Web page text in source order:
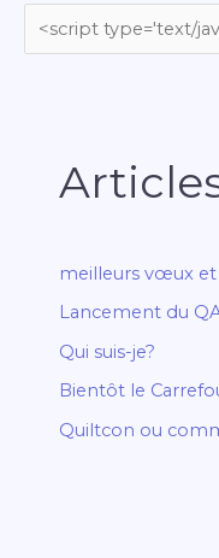
meilleurs vœux
Lancement du
Qui suis-je?
Bientôt le
Quiltcon ou